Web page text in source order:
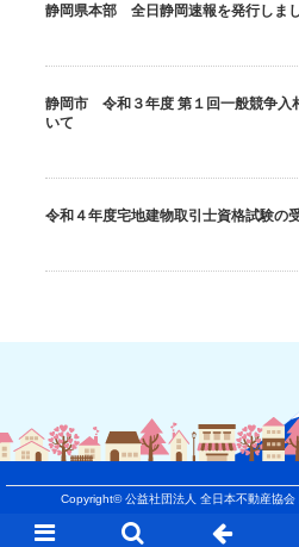
静岡県本部 全日静岡速報を発行しま
静岡市 令和３年度 第１回一般競争入
いて
令和４年度宅地建物取引士資格試験の
Copyright©公益社団法人 全日本不動産協会